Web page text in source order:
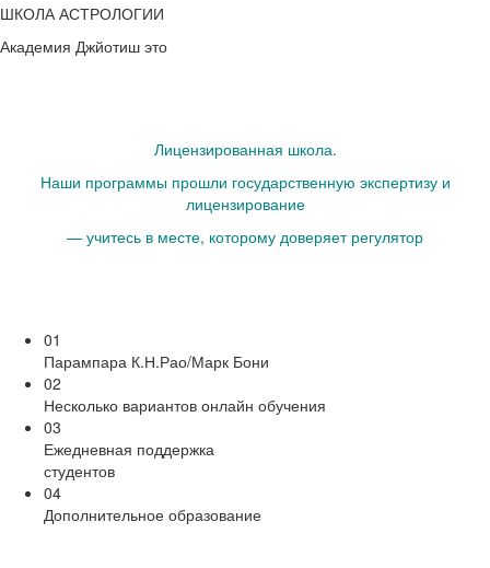
ШКОЛА АСТРОЛОГИИ
Академия Джйотиш это
Лицензированная школа.
Наши программы прошли государственную экспертизу и
лицензирование
— учитесь в месте, которому доверяет регулятор
01
Парампара К.Н.Рао/Марк Бони
02
Несколько вариантов онлайн обучения
03
Ежедневная поддержка
студентов
04
Дополнительное образование